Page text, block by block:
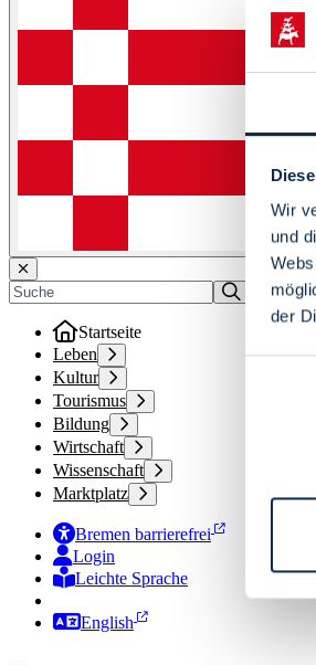
Wir
und
der
Startseite
Leben
Kultur
Tourismus
Bildung
Wirtschaft
Wissenschaft
Marktplatz
Bremen barrierefrei
Login
Leichte Sprache
Zur Deutschen Gebärdensprache
English